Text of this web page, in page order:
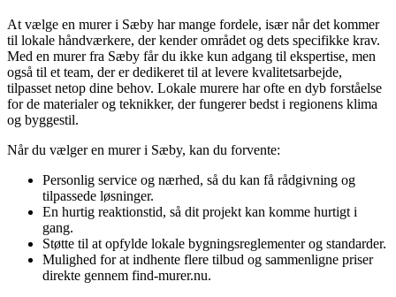
At vælge en murer i Sæby har mange fordele, især når det kommer
til lokale håndværkere, der kender området og dets specifikke krav.
Med en murer fra Sæby får du ikke kun adgang til ekspertise, men
også til et team, der er dedikeret til at levere kvalitetsarbejde,
tilpasset netop dine behov. Lokale murere har ofte en dyb forståelse
for de materialer og teknikker, der fungerer bedst i regionens klima
og byggestil.
Når du vælger en murer i Sæby, kan du forvente:
Personlig service og nærhed, så du kan få rådgivning og
tilpassede løsninger.
En hurtig reaktionstid, så dit projekt kan komme hurtigt i
gang.
Støtte til at opfylde lokale bygningsreglementer og standarder.
Mulighed for at indhente flere tilbud og sammenligne priser
direkte gennem find-murer.nu.